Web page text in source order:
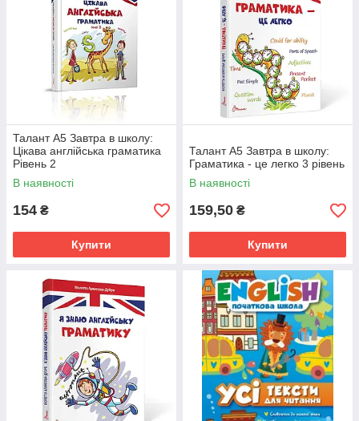
Талант А5 Завтра в школу:
Цікава англійська граматика
Рівень 2
В наявності
154 ₴
Купити
Талант А5 Завтра в школу:
Граматика - це легко 3 рівень
В наявності
159,50 ₴
Купити